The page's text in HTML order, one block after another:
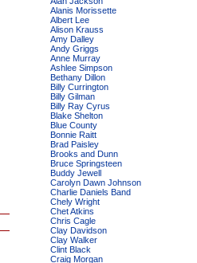
Alanis Morissette
Albert Lee
Alison Krauss
Amy Dalley
Andy Griggs
Anne Murray
Ashlee Simpson
Bethany Dillon
Billy Currington
Billy Gilman
Billy Ray Cyrus
Blake Shelton
Blue County
Bonnie Raitt
Brad Paisley
Brooks and Dunn
Bruce Springsteen
Buddy Jewell
Carolyn Dawn Johnson
Charlie Daniels Band
Chely Wright
Chet Atkins
Chris Cagle
Clay Davidson
Clay Walker
Clint Black
Craig Morgan